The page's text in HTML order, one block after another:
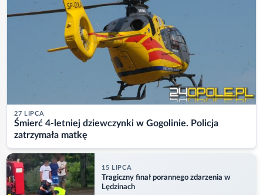
27 LIPCA
Śmierć 4-letniej dziewczynki w Gogolinie. Policja
zatrzymała matkę
15 LIPCA
Tragiczny finał porannego zdarzenia w
Lędzinach